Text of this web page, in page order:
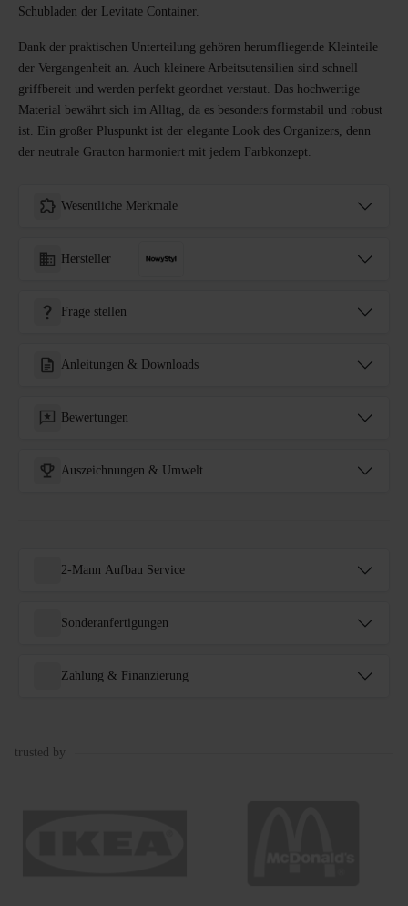
Schubladen der Levitate Container.
Dank der praktischen Unterteilung gehören herumfliegende Kleinteile
der Vergangenheit an. Auch kleinere Arbeitsutensilien sind schnell
griffbereit und werden perfekt geordnet verstaut. Das hochwertige
Material bewährt sich im Alltag, da es besonders formstabil und robust
ist. Ein großer Pluspunkt ist der elegante Look des Organizers, denn
der neutrale Grauton harmoniert mit jedem Farbkonzept.
Wesentliche Merkmale
Hersteller
Frage stellen
Anleitungen & Downloads
Bewertungen
Auszeichnungen & Umwelt
2-Mann Aufbau Service
Sonderanfertigungen
Zahlung & Finanzierung
trusted by